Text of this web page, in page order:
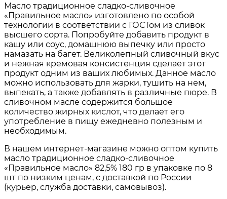
Масло традиционное сладко-сливочное
«Правильное масло» изготовлено по особой
технологии в соответствии с ГОСТом из сливок
высшего сорта. Попробуйте добавить продукт в
кашу или соус, домашнюю выпечку или просто
намазать на багет. Великолепный сливочный вкус
и нежная кремовая консистенция сделает этот
продукт одним из ваших любимых. Данное масло
можно использовать для жарки, тушить на нем,
выпекать, а также добавлять в различные пюре. В
сливочном масле содержится большое
количество жирных кислот, что делает его
употребление в пищу ежедневно полезным и
необходимым.
В нашем интернет-магазине можно оптом купить
масло традиционное сладко-сливочное
«Правильное масло» 82,5% 180 гр в упаковке по 8
шт по низким ценам, с доставкой по России
(курьер, служба доставки, самовывоз).